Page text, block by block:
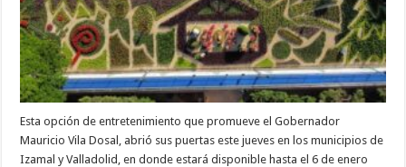
Esta opción de entretenimiento que promueve el Gobernador
Mauricio Vila Dosal, abrió sus puertas este jueves en los municipios de
Izamal y Valladolid, en donde estará disponible hasta el 6 de enero